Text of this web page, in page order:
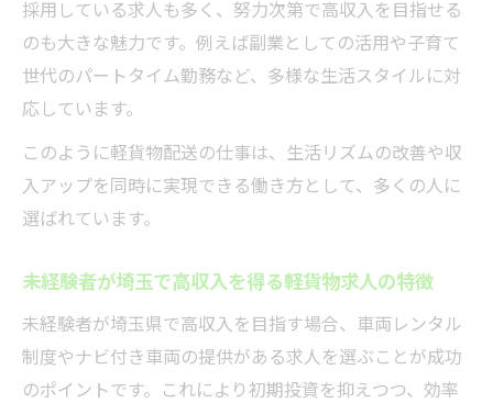
企業配送中心の軽貨物求人で安定収入を狙
うコツ
埼玉県で人気の長距離軽貨物求人の実態と
魅力
軽貨物求人で叶う企業配送と長距離案件の
選び方
働き方改革に合う軽貨物ドライバー求人の
特徴
ル
仕事選びでチェックすべき軽貨物ドライバー求
採用している求人も多く、努力次第で高収入を目指せる
のも大きな魅力です。例えば副業としての活用や子育て
世代のパートタイム勤務など、多様な生活スタイルに対
応しています。
このように軽貨物配送の仕事は、生活リズムの改善や収
入アップを同時に実現できる働き方として、多くの人に
選ばれています。
未経験者が埼玉で高収入を得る軽貨物求人の特徴
未経験者が埼玉県で高収入を目指す場合、車両レンタル
制度やナビ付き車両の提供がある求人を選ぶことが成功
のポイントです。これにより初期投資を抑えつつ、効率